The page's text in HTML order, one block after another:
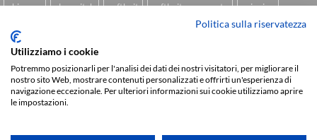
shimano
slow pitch softbait softbait yamamoto
spinning
spinning inshore
trecciato trolling tubertini
Sviluppato daWe Blink Design
CHI SIAMO BLOG FAQ CONTATTI
Politica sulla riservatezza
Utilizziamo i cookie
Potremmo posizionarli per l'analisi dei dati dei nostri visitatori, per migliorare il
nostro sito Web, mostrare contenuti personalizzati e offrirti un'esperienza di
navigazione eccezionale. Per ulteriori informazioni sui cookie utilizziamo aprire
le impostazioni.